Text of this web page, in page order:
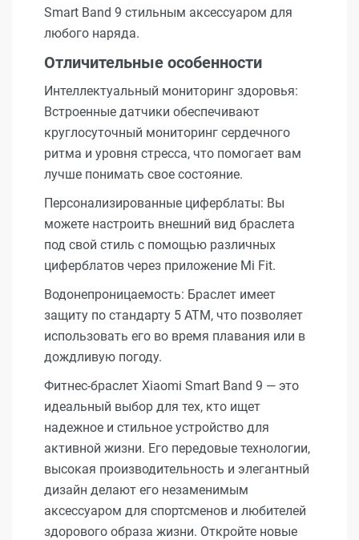
Smart Band 9 стильным аксессуаром для
любого наряда.
Отличительные особенности
Интеллектуальный мониторинг здоровья:
Встроенные датчики обеспечивают
круглосуточный мониторинг сердечного
ритма и уровня стресса, что помогает вам
лучше понимать свое состояние.
Персонализированные циферблаты: Вы
можете настроить внешний вид браслета
под свой стиль с помощью различных
циферблатов через приложение Mi Fit.
Водонепроницаемость: Браслет имеет
защиту по стандарту 5 ATM, что позволяет
использовать его во время плавания или в
дождливую погоду.
Фитнес-браслет Xiaomi Smart Band 9 — это
идеальный выбор для тех, кто ищет
надежное и стильное устройство для
активной жизни. Его передовые технологии,
высокая производительность и элегантный
дизайн делают его незаменимым
аксессуаром для спортсменов и любителей
здорового образа жизни. Откройте новые